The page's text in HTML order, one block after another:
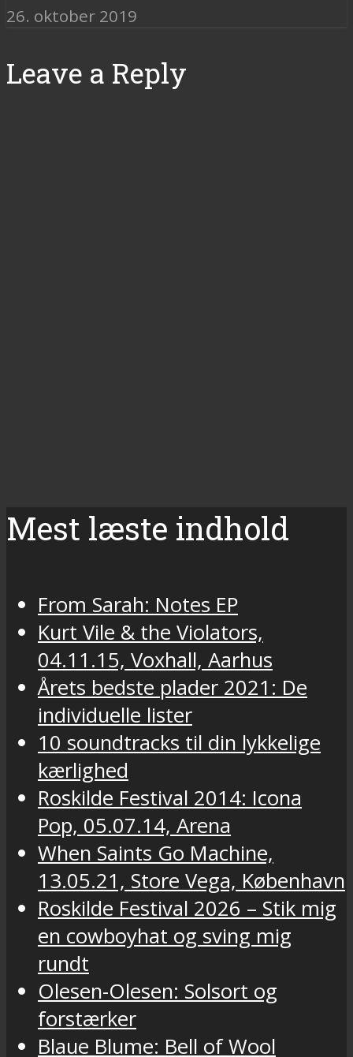
26. oktober 2019
Leave a Reply
Mest læste indhold
From Sarah: Notes EP
Kurt Vile & the Violators,
04.11.15, Voxhall, Aarhus
Årets bedste plader 2021: De
individuelle lister
10 soundtracks til din lykkelige
kærlighed
Roskilde Festival 2014: Icona
Pop, 05.07.14, Arena
When Saints Go Machine,
13.05.21, Store Vega, København
Roskilde Festival 2026 – Stik mig
en cowboyhat og sving mig
rundt
Olesen-Olesen: Solsort og
forstærker
Blaue Blume: Bell of Wool